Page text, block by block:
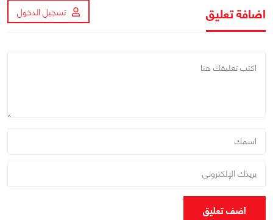
اضافة تعليق تسجيل الدخول
اضف تعليق